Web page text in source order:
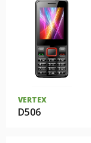
VERTEX
D506